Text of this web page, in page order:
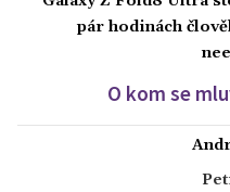
pár hodinách
O kom se